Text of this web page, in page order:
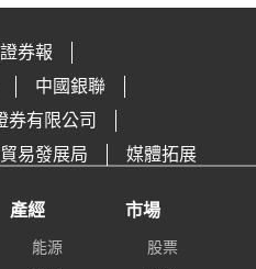
證券報
中國銀聯
券有限公司
易發展局 媒體拓展
產經
能源
市場
股票